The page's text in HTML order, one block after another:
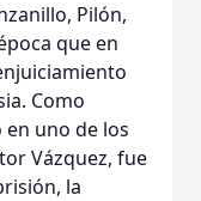
Pilón,
que en
Como
uno de los
Vázquez, fue
la